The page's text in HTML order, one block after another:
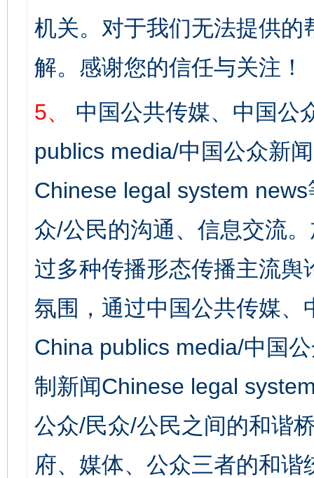
机关。对于我们无法提供
解。感谢您的信任与关注！
5、
中国公共传媒、中国公
publics media/中国公众新
Chinese legal system
众/公民的沟通、信息交流
过多种传播形态传播主流
氛围，通过中国公共传媒
China publics media/中国
制新闻Chinese legal
公众/民众/公民之间的和谐
府、媒体、公众三者的和谐